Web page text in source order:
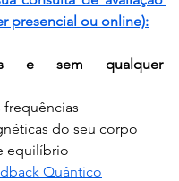
presencial ou online):
e sem qualquer
frequências
do seu corpo
equilíbrio
Quântico